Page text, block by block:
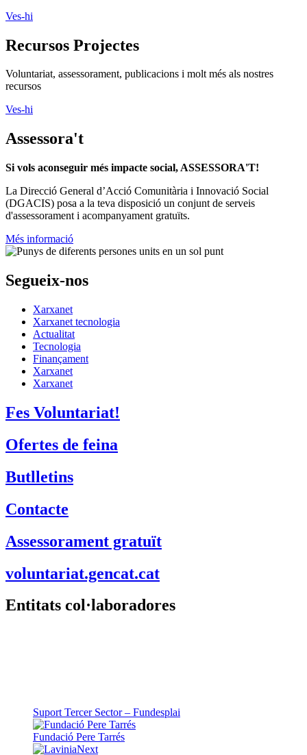
Ves-hi
Recursos Projectes
Voluntariat, assessorament, publicacions i molt més als nostres
recursos
Ves-hi
Assessora't
Si vols aconseguir més impacte social, ASSESSORA'T!
La Direcció General d’Acció Comunitària i Innovació Social
(DGACIS) posa a la teva disposició un conjunt de serveis
d'assessorament i acompanyament gratuïts.
Més informació
Segueix-nos
Xarxanet
Xarxanet tecnologia
Actualitat
Tecnologia
Finançament
Xarxanet
Xarxanet
Fes Voluntariat!
Ofertes de feina
Butlletins
Contacte
Assessorament gratuït
voluntariat.gencat.cat
Entitats col·laboradores
Suport Tercer Sector – Fundesplai
Fundació Pere Tarrés